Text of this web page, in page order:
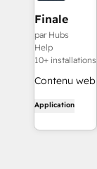
Finale
Composer
par Hubs
Help
10+ installations
Contenu web
pour
Application